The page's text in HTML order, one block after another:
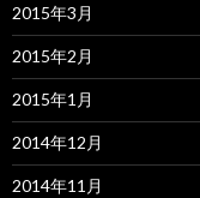
2015年3月
2015年2月
2015年1月
2014年12月
2014年11月